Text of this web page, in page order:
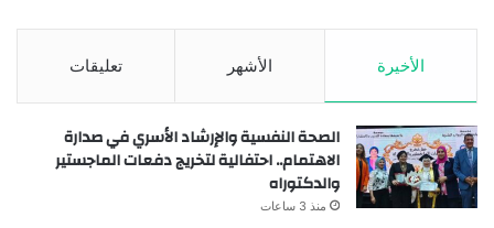
الأخيرة الأشهر تعليقات
الصحة النفسية والإرشاد الأسري في صدارة
الاهتمام.. احتفالية لتخريج دفعات الماجستير
والدكتوراه
منذ 3 ساعات